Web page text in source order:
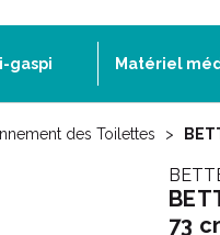
gaspi Matériel
des Toilettes
73